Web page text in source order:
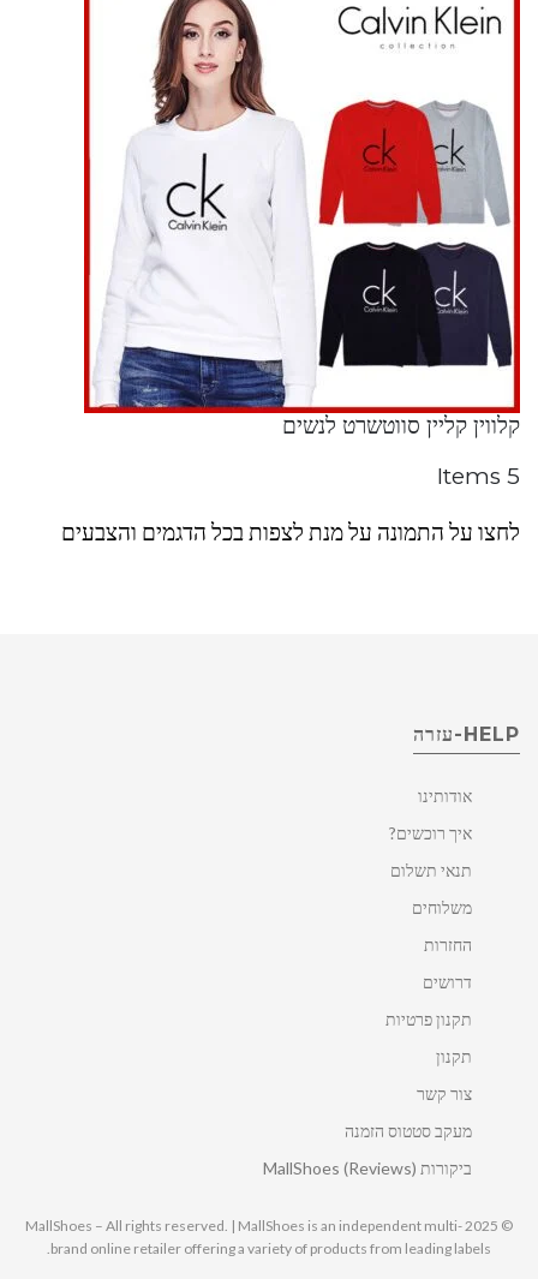
קלווין קליין סווטשרט לנשים
5 Items
לחצו על התמונה על מנת לצפות בכל הדגמים והצבעים
HELP-עזרה
אודותינו
איך רוכשים?
תנאי תשלום
משלוחים
החזרות
דרושים
תקנון פרטיות
תקנון
צור קשר
מעקב סטטוס הזמנה
ביקורות MallShoes (Reviews)
© 2025 MallShoes – All rights reserved. | MallShoes is an independent multi-
brand online retailer offering a variety of products from leading labels.